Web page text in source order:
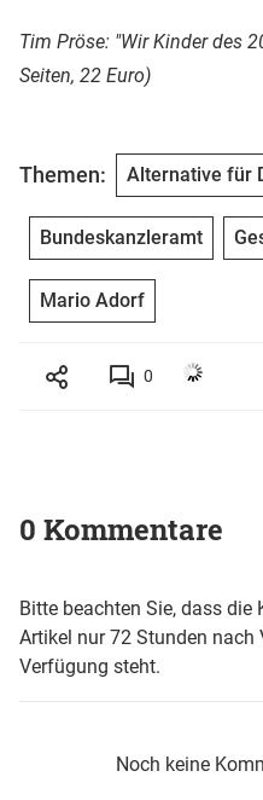
Tim Pröse: "Wir Kinder des
Seiten, 22 Euro)
Themen: Alternative für
Bundeskanzleramt
Mario Adorf
0
0 Kommentare
Bitte beachten Sie, dass
Artikel nur 72 Stunden
Verfügung steht.
Noch keine